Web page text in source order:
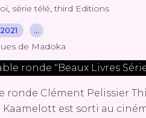
, série télé,third Editions
…
de Madoka
ronde Clément Pelissier
est sorti au